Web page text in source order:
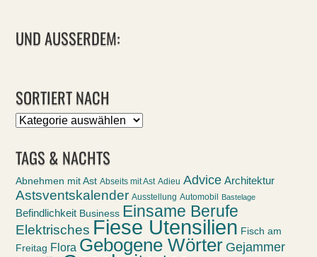
UND AUSSERDEM:
SORTIERT NACH
Sortiert
TAGS & NACHTS
Abnehmen mit Ast Abseits mit Ast Adieu Advice Architektur
Astsventskalender Ausstellung Automobil Bastelage
Befindlichkeit Business Einsame Berufe
Elektrisches Fiese Utensilien Fisch am
Freitag Flora Gebogene Wörter Gejammer